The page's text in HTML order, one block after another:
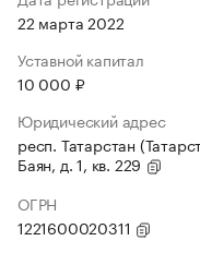
22 марта 2022
Уставной капитал
10 000 ₽
Юридический адрес
респ. Татарстан
Баян, д. 1, кв. 229
ОГРН
1221600020311